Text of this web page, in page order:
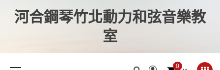
河合鋼琴竹北動力和弦音樂教
室
0